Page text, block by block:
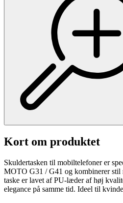
Kort om produktet
Skuldertasken til mobiltelefoner er
MOTO G31 / G41 og kombinerer
taske er lavet af PU-læder af høj
elegance på samme tid. Ideel til